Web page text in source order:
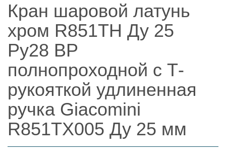
Кран шаровой латунь
хром R851TH Ду 25
Ру28 ВР
полнопроходной с Т-
рукояткой удлиненная
ручка Giacomini
R851TX005 Ду 25 мм